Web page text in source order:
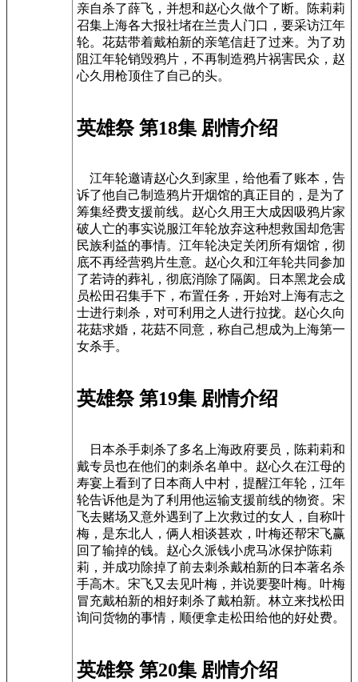
亲自杀了薛飞，并想和赵心久做个了断。陈莉莉
召集上海各大报社堵在兰贵人门口，要采访江年
轮。花菇带着戴柏新的亲笔信赶了过来。为了劝
阻江年轮销毁鸦片，不再制造鸦片祸害民众，赵
心久用枪顶住了自己的头。
英雄祭 第18集 剧情介绍
江年轮邀请赵心久到家里，给他看了账本，告
诉了他自己制造鸦片开烟馆的真正目的，是为了
筹集经费支援前线。赵心久用王大成因吸鸦片家
破人亡的事实说服江年轮放弃这种想救国却危害
民族利益的事情。江年轮决定关闭所有烟馆，彻
底不再经营鸦片生意。赵心久和江年轮共同参加
了若诗的葬礼，彻底消除了隔阂。日本黑龙会成
员松田召集手下，布置任务，开始对上海有志之
士进行刺杀，对可利用之人进行拉拢。赵心久向
花菇求婚，花菇不同意，称自己想成为上海第一
女杀手。
英雄祭 第19集 剧情介绍
日本杀手刺杀了多名上海政府要员，陈莉莉和
戴专员也在他们的刺杀名单中。赵心久在江母的
寿宴上看到了日本商人中村，提醒江年轮，江年
轮告诉他是为了利用他运输支援前线的物资。宋
飞去赌场又意外遇到了上次救过的女人，自称叶
梅，是东北人，俩人相谈甚欢，叶梅还帮宋飞赢
回了输掉的钱。赵心久派钱小虎马冰保护陈莉
莉，并成功除掉了前去刺杀戴柏新的日本著名杀
手高木。宋飞又去见叶梅，并说要娶叶梅。叶梅
冒充戴柏新的相好刺杀了戴柏新。林立来找松田
询问货物的事情，顺便拿走松田给他的好处费。
英雄祭 第20集 剧情介绍